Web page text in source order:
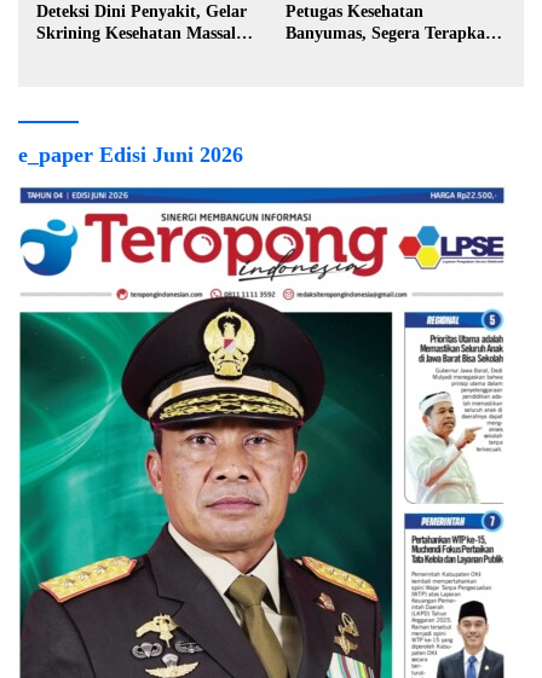
Deteksi Dini Penyakit, Gelar
Skrining Kesehatan Massal di
Petugas Kesehatan
Banyumas, Segera Terapkan
e_paper Edisi Juni 2026